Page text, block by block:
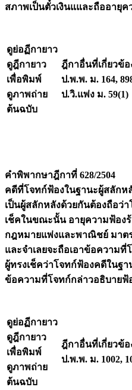
สภาพเป็นตั๋วเงินแและถืออายุค
ดูย่อฏีกายาว
ดูฎีกายาว
เพื่อพิมพ์
ดูภาพถ่าย
ต้นฉบับ
ฎีกาอื่นที่เกี่ยวข้
ป.พ.พ. ม. 164,
ป.วิ.แพ่ง ม. 59(1)
คำพิพากษาฎีกาที่ 628/2504
คดีที่โจทก์ฟ้องในฐานะผู้สลักหลั
เป็นผู้สลักหลังด้วยกันต้องถือว่
เช็คในขณะนั้น อายุความฟ้อง
กฎหมายแพ่งและพาณิชย์ มาตร
และจำเลยจะถือเอาข้อความที่
ผู้ทรงเช็คว่าโจทก์ฟ้องคดีในฐ
ข้อความที่โจทก์กล่าวอธิบายฟ้
ดูย่อฏีกายาว
ดูฎีกายาว
เพื่อพิมพ์
ดูภาพถ่าย
ต้นฉบับ
ฎีกาอื่นที่เกี่ยวข้
ป.พ.พ. ม. 1002,